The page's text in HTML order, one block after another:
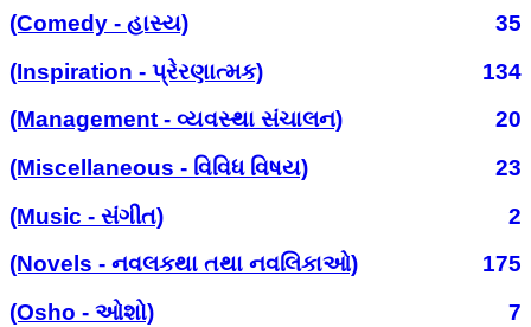
(Comedy - હાસ્ય)
35
(Inspiration - પ્રેરણાત્મક)
134
(Management - વ્યવસ્થા સંચાલન)
20
(Miscellaneous - વિવિધ વિષય)
23
(Music - સંગીત)
2
(Novels - નવલકથા તથા નવલિકાઓ)
175
(Osho - ઓશો)
7